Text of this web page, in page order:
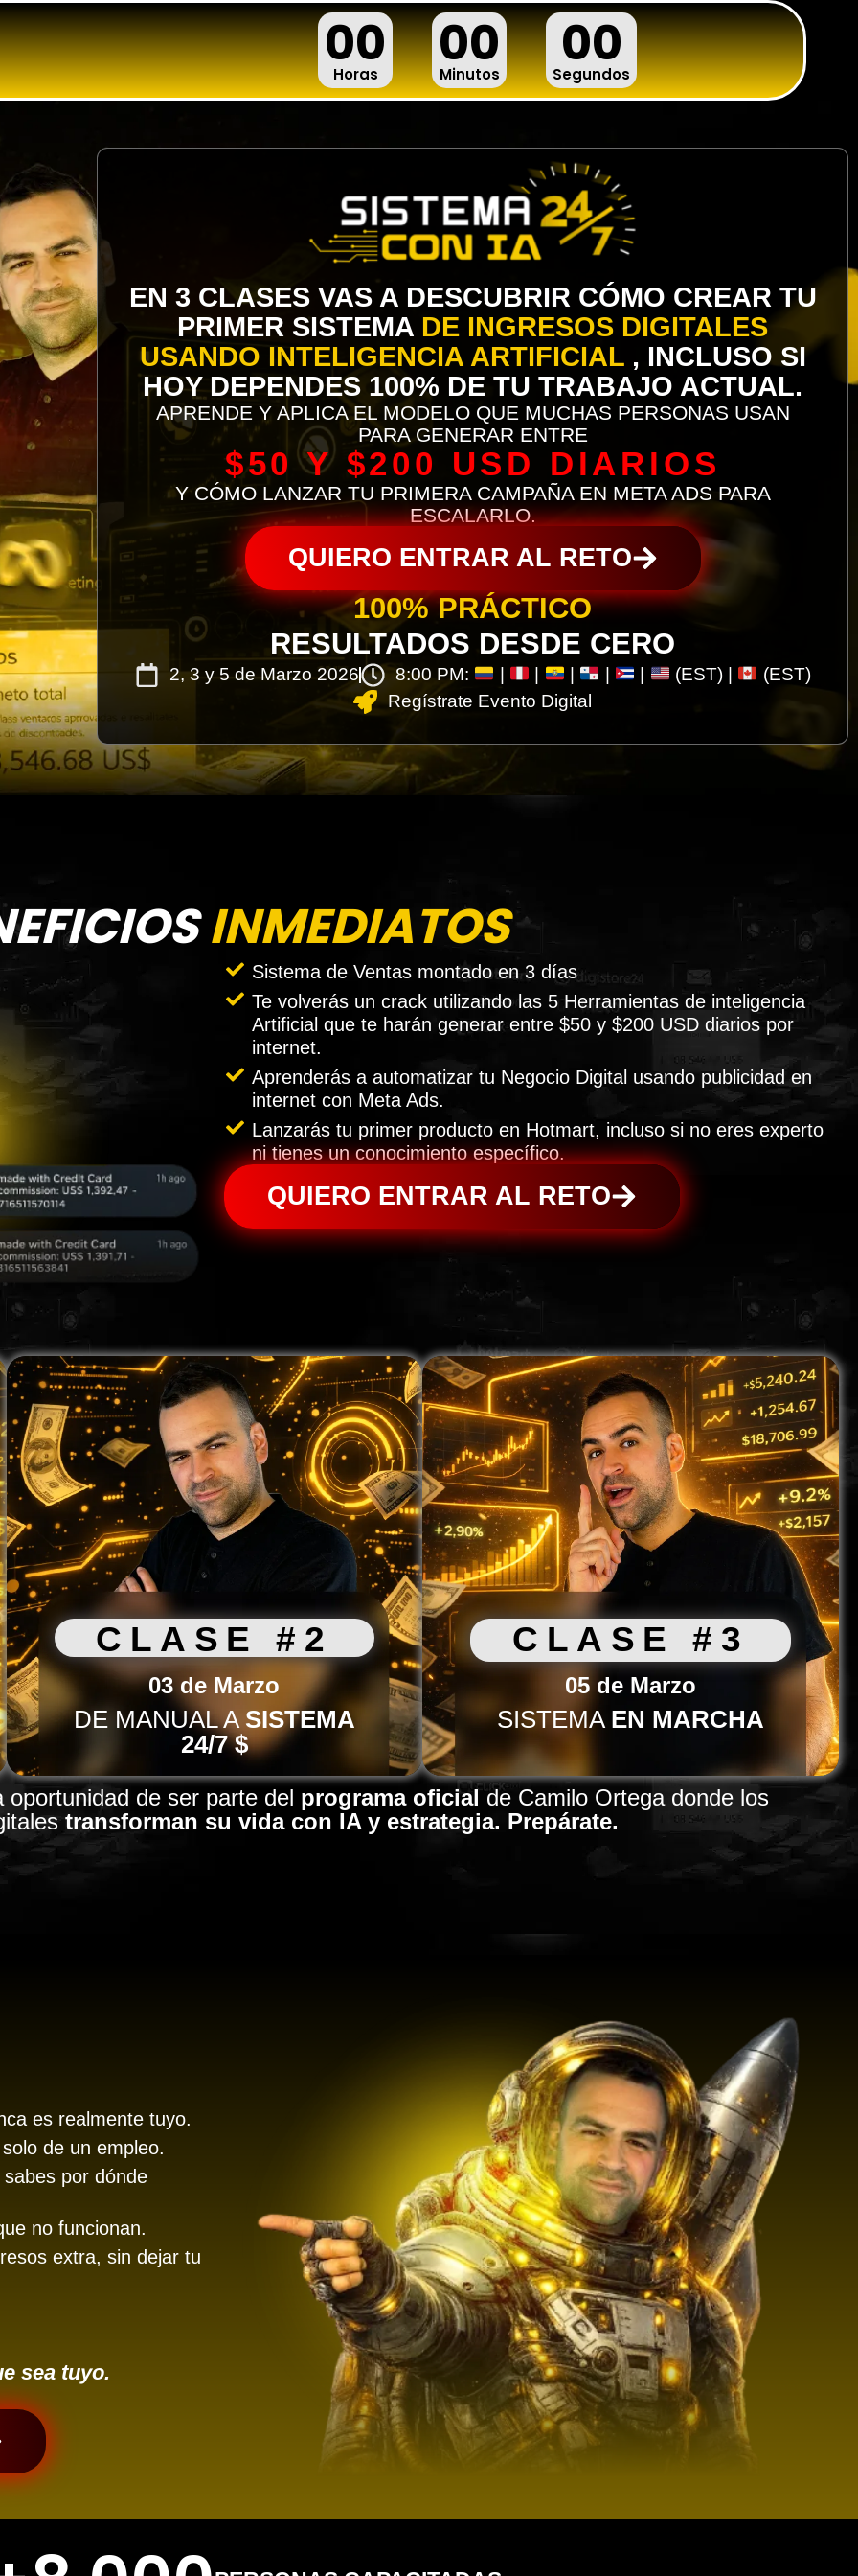
00
Horas 00
Minutos 00
Segundos
EN 3 CLASES VAS A DESCUBRIR CÓMO CREAR TU
PRIMER SISTEMA DE INGRESOS DIGITALES
USANDO INTELIGENCIA ARTIFICIAL, INCLUSO SI
HOY DEPENDES 100% DE TU TRABAJO ACTUAL.
APRENDE Y APLICA EL MODELO QUE MUCHAS PERSONAS USAN
PARA GENERAR ENTRE
$50 Y $200 USD DIARIOS
Y CÓMO LANZAR TU PRIMERA CAMPAÑA EN META ADS PARA
ESCALARLO.
QUIERO ENTRAR AL RETO
100% PRÁCTICO
RESULTADOS DESDE CERO
2, 3 y 5 de Marzo 2026 8:00 PM: (EST) |
(EST)
Regístrate Evento Digital
INMEDIATOS
Sistema de Ventas montado en 3 días
Te volverás un crack utilizando las 5 Herramientas de inteligencia
Artificial que te harán generar entre $50 y $200 USD diarios por
internet.
Aprenderás a automatizar tu Negocio Digital usando publicidad en
internet con Meta Ads.
Lanzarás tu primer producto en Hotmart, incluso si no eres experto
ni tienes un conocimiento específico.
QUIERO ENTRAR AL RETO
CLASE #2
03 de Marzo
DE MANUAL A SISTEMA
24/7 $
CLASE #3
05 de Marzo
SISTEMA EN MARCHA
de ser parte del programa oficial de Camilo Ortega donde los
transforman su vida con IA y estrategia. Prepárate.
es realmente tuyo.
de un empleo.
por dónde
no funcionan.
extra, sin dejar tu
sea tuyo.